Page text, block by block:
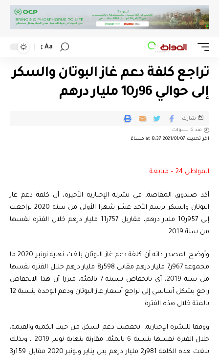
Aa
تراجع كلفة دعم غاز البوتان والسكر
إلى حوالي 96ر10 مليار درهم
اخر تحديث 2021/01/07 at 8:37 مساءً
منذ 6 سنوات
شارك
المواطن 24 – متابعة
أكد صندوق المقاصة، في نشرته الإخبارية الأخيرة، أن كلفة دعم غاز
البوتان والسكر برسم الأحد عشر شهرا الأولى من سنة 2020 تراجعت
إلى 957ر10 مليار درهم، مقاربل 757ر11 مليار درهم خلال الفترة نفسها
من سنة 2019.
وأوضح المصدر ذاته أن كلفة دعم غاز البوتان بلغت نهاية نونبر 2020 ما
مجموعه 967ر7 مليار درهم مقابل 598ر8 مليار درهم خلال الفترة نفسها
من سنة 2019، أي بانخفاض نسبته 7 بالمئة، مبرزا أن هذا الانخفاض
راجع بشكل أساسي إلى تراجع أسعار غاز البوتان ودعم الوحدة بنسبة 12
بالمئة خلال هذه الفترة.
ووفقا للنشرة الإخبارية، انخفضت دعم السكر، من حيث الكمية والقيمة،
خلال الفترة نفسها بنسبة 6 بالمئة، مقارنة بنهاية نونبر 2019 ، وبذلك
بلغت هذه الكلفة 981ر2 مليار درهم بين يناير ونونبر 2020 مقابل 159ر3